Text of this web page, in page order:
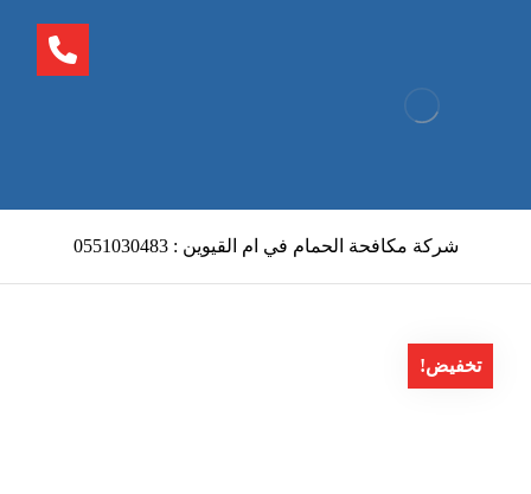
شركة مكافحة الحمام في ام القيوين : 0551030483
تخفيض!